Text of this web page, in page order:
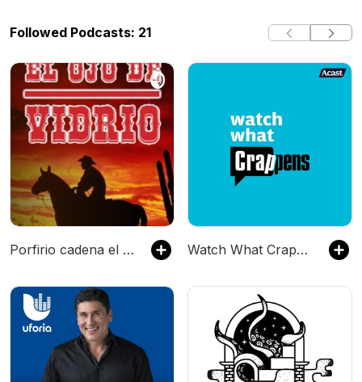
Followed Podcasts: 21
Porfirio cadena el ojo de vidrio Watch What Crappens